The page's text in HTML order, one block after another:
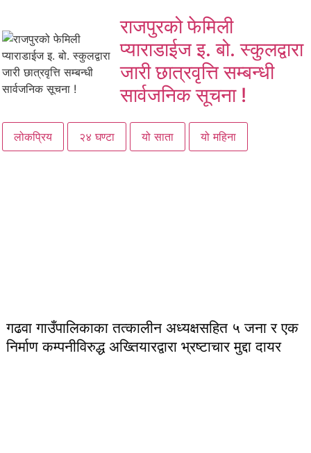
राजपुरको फेमिली
प्याराडाईज इ. बो. स्कुलद्वारा
जारी छात्रवृत्ति सम्बन्धी
सार्वजनिक सूचना !
लोकप्रिय २४ घण्टा यो साता यो महिना
गढवा गाउँपालिकाका तत्कालीन अध्यक्षसहित ५ जना र एक
निर्माण कम्पनीविरुद्ध अख्तियारद्वारा भ्रष्टाचार मुद्दा दायर